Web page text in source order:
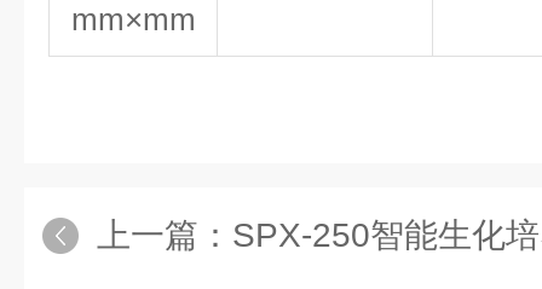
mm×mm
上一篇： SPX-250智能生化